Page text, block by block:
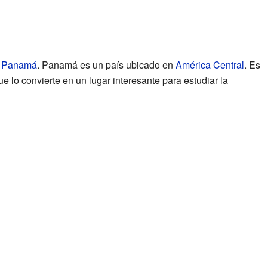
Panamá. Panamá es un país ubicado en América Central. Es
lo convierte en un lugar interesante para estudiar la